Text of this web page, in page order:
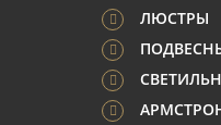
ЛЮСТРЫ